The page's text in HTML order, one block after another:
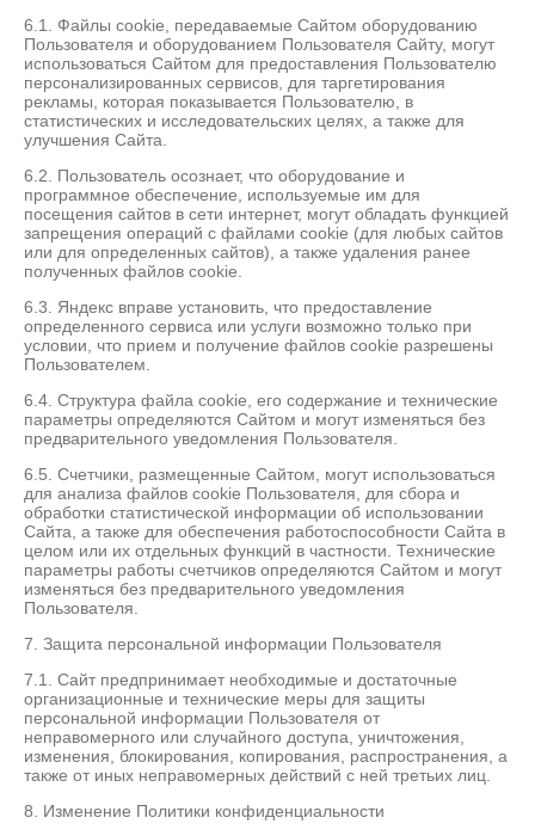
6.1. Файлы cookie, передаваемые Сайтом оборудованию
Пользователя и оборудованием Пользователя Сайту, могут
использоваться Сайтом для предоставления Пользователю
персонализированных сервисов, для таргетирования
рекламы, которая показывается Пользователю, в
статистических и исследовательских целях, а также для
улучшения Сайта.
6.2. Пользователь осознает, что оборудование и
программное обеспечение, используемые им для
посещения сайтов в сети интернет, могут обладать функцией
запрещения операций с файлами cookie (для любых сайтов
или для определенных сайтов), а также удаления ранее
полученных файлов cookie.
6.3. Яндекс вправе установить, что предоставление
определенного сервиса или услуги возможно только при
условии, что прием и получение файлов cookie разрешены
Пользователем.
6.4. Структура файла cookie, его содержание и технические
параметры определяются Сайтом и могут изменяться без
предварительного уведомления Пользователя.
6.5. Счетчики, размещенные Сайтом, могут использоваться
для анализа файлов cookie Пользователя, для сбора и
обработки статистической информации об использовании
Сайта, а также для обеспечения работоспособности Сайта в
целом или их отдельных функций в частности. Технические
параметры работы счетчиков определяются Сайтом и могут
изменяться без предварительного уведомления
Пользователя.
7. Защита персональной информации Пользователя
7.1. Сайт предпринимает необходимые и достаточные
организационные и технические меры для защиты
персональной информации Пользователя от
неправомерного или случайного доступа, уничтожения,
изменения, блокирования, копирования, распространения, а
также от иных неправомерных действий с ней третьих лиц.
8. Изменение Политики конфиденциальности